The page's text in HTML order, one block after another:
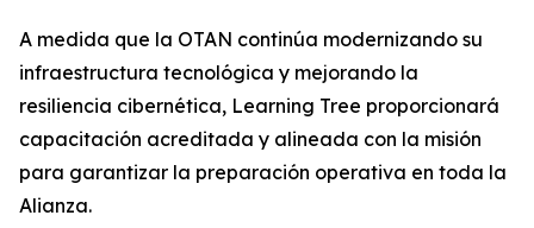
A medida que la OTAN continúa modernizando su
infraestructura tecnológica y mejorando la
resiliencia cibernética, Learning Tree proporcionará
capacitación acreditada y alineada con la misión
para garantizar la preparación operativa en toda la
Alianza.